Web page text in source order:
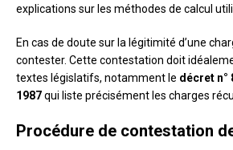
explications sur les méthodes de calcul
En cas de doute sur la légitimité d’une
contester. Cette contestation doit
textes législatifs, notamment le décret n°
1987qui liste précisément les charges
Procédure de contestation